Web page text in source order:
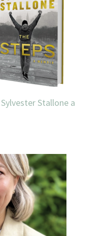
Stallone a